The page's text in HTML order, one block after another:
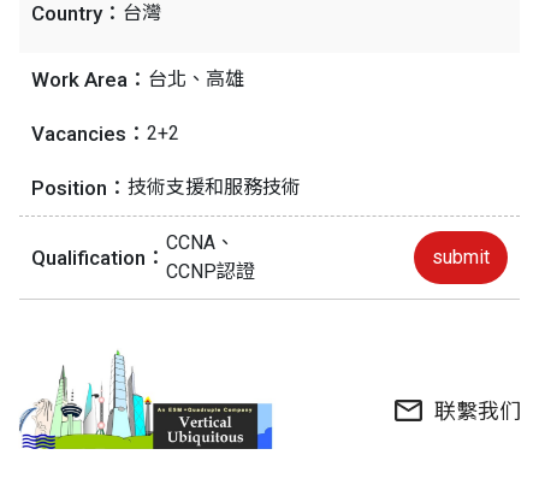
Country： 台灣
Work Area： 台北、高雄
Vacancies： 2+2
Position： 技術支援和服務技術
Qualification：
CCNA、
CCNP認證
submit
联繫我们